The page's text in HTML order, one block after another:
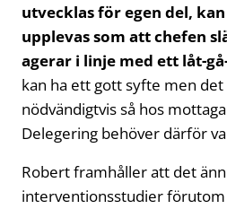
utvecklas för egen del,
upplevas som att chefen
agerar i linje med ett låt-
kan ha ett gott syfte men
nödvändigtvis så hos
Delegering behöver därför
Robert framhåller att det
interventionsstudier förutom